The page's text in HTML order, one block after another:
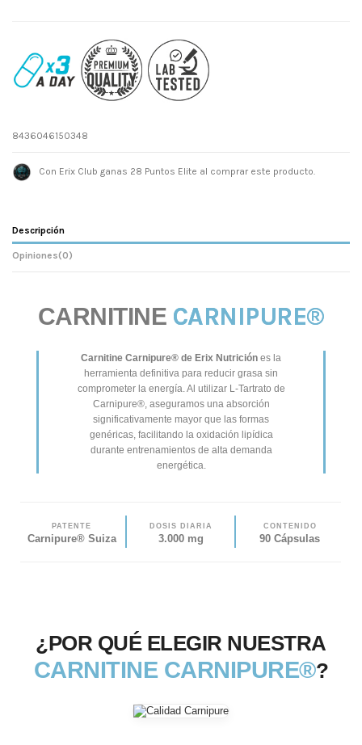
8436046150348
Con Erix Club ganas 28 Puntos Elite al comprar este producto.
Descripción
Opiniones(0)
CARNITINE CARNIPURE®
Carnitine Carnipure® de Erix Nutrición es la
herramienta definitiva para reducir grasa sin
comprometer la energía. Al utilizar L-Tartrato de
Carnipure®, aseguramos una absorción
significativamente mayor que las formas
genéricas, facilitando la oxidación lipídica
durante entrenamientos de alta demanda
energética.
PATENTE
Carnipure® Suiza
DOSIS DIARIA
3.000 mg
CONTENIDO
90 Cápsulas
¿POR QUÉ ELEGIR NUESTRA
CARNITINE CARNIPURE®?